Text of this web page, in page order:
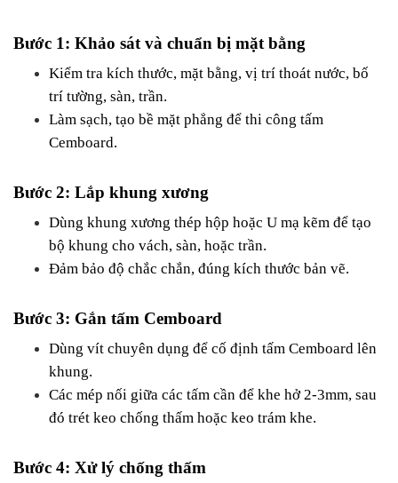
Bước 1: Khảo sát và chuẩn bị mặt bằng
Kiểm tra kích thước, mặt bằng, vị trí thoát nước, bố
trí tường, sàn, trần.
Làm sạch, tạo bề mặt phẳng để thi công tấm
Cemboard.
Bước 2: Lắp khung xương
Dùng khung xương thép hộp hoặc U mạ kẽm để tạo
bộ khung cho vách, sàn, hoặc trần.
Đảm bảo độ chắc chắn, đúng kích thước bản vẽ.
Bước 3: Gắn tấm Cemboard
Dùng vít chuyên dụng để cố định tấm Cemboard lên
khung.
Các mép nối giữa các tấm cần để khe hở 2-3mm, sau
đó trét keo chống thấm hoặc keo trám khe.
Bước 4: Xử lý chống thấm